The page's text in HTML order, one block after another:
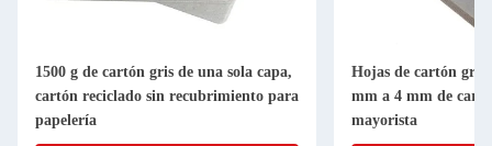
1500 g de cartón gris de una sola capa,
cartón reciclado sin recubrimiento para
papelería
Hojas de cartón gris
mm a 4 mm de
mayorista